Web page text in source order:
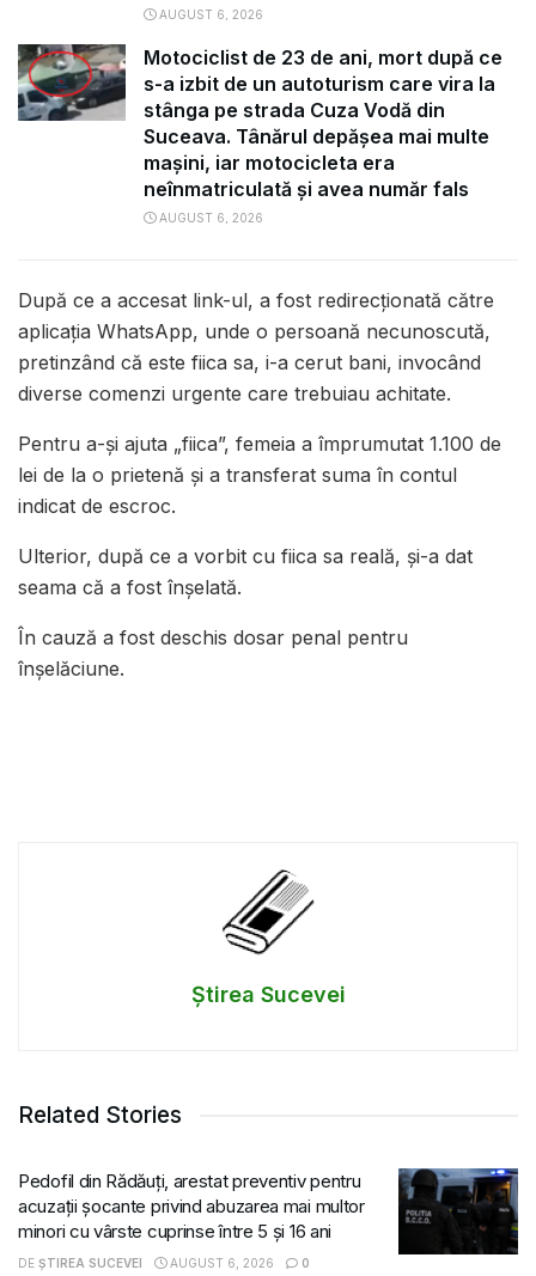
AUGUST 6, 2026
Motociclist de 23 de ani, mort după ce
s-a izbit de un autoturism care vira la
stânga pe strada Cuza Vodă din
Suceava. Tânărul depășea mai multe
mașini, iar motocicleta era
neînmatriculată și avea număr fals
AUGUST 6, 2026
După ce a accesat link-ul, a fost redirecționată către
aplicația WhatsApp, unde o persoană necunoscută,
pretinzând că este fiica sa, i-a cerut bani, invocând
diverse comenzi urgente care trebuiau achitate.
Pentru a-și ajuta „fiica”, femeia a împrumutat 1.100 de
lei de la o prietenă și a transferat suma în contul
indicat de escroc.
Ulterior, după ce a vorbit cu fiica sa reală, și-a dat
seama că a fost înșelată.
În cauză a fost deschis dosar penal pentru
înșelăciune.
Știrea Sucevei
Related Stories
Pedofil din Rădăuți, arestat preventiv pentru
acuzații șocante privind abuzarea mai multor
minori cu vârste cuprinse între 5 și 16 ani
DE ȘTIREA SUCEVEI AUGUST 6, 2026 0